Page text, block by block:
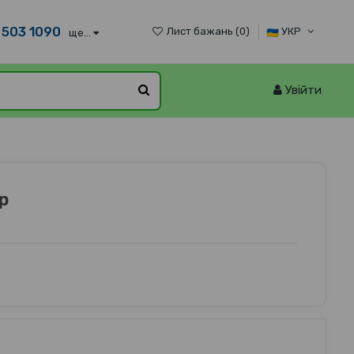
1090 ще... Лист бажань (0) УКР
Увійти